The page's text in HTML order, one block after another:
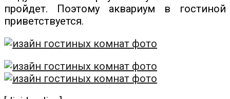
пройдет. Поэтому аквариум в гостиной
приветствуется.